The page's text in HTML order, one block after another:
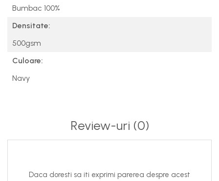
Bumbac 100%
Densitate:
500gsm
Culoare:
Navy
Review-uri (0)
Daca doresti sa iti exprimi parerea despre acest